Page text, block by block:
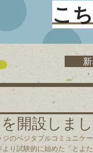
こ
開設しま
のベジタブルコミュニケ
り試験的に始めた「とよ